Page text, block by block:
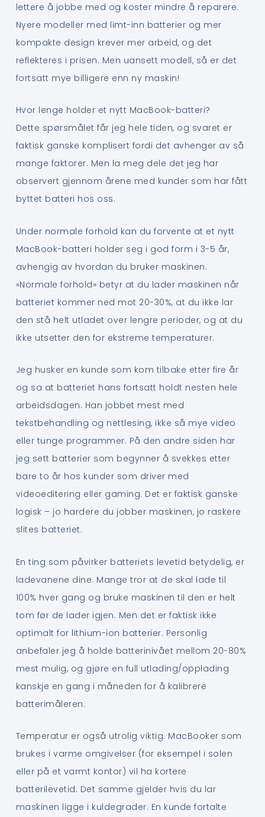
lettere å jobbe med og koster mindre å reparere.
Nyere modeller med limt-inn batterier og mer
kompakte design krever mer arbeid, og det
reflekteres i prisen. Men uansett modell, så er det
fortsatt mye billigere enn ny maskin!
Hvor lenge holder et nytt MacBook-batteri?
Dette spørsmålet får jeg hele tiden, og svaret er
faktisk ganske komplisert fordi det avhenger av så
mange faktorer. Men la meg dele det jeg har
observert gjennom årene med kunder som har fått
byttet batteri hos oss.
Under normale forhold kan du forvente at et nytt
MacBook-batteri holder seg i god form i 3-5 år,
avhengig av hvordan du bruker maskinen.
«Normale forhold» betyr at du lader maskinen når
batteriet kommer ned mot 20-30%, at du ikke lar
den stå helt utladet over lengre perioder, og at du
ikke utsetter den for ekstreme temperaturer.
Jeg husker en kunde som kom tilbake etter fire år
og sa at batteriet hans fortsatt holdt nesten hele
arbeidsdagen. Han jobbet mest med
tekstbehandling og nettlesing, ikke så mye video
eller tunge programmer. På den andre siden har
jeg sett batterier som begynner å svekkes etter
bare to år hos kunder som driver med
videoeditering eller gaming. Det er faktisk ganske
logisk – jo hardere du jobber maskinen, jo raskere
slites batteriet.
En ting som påvirker batteriets levetid betydelig, er
ladevanene dine. Mange tror at de skal lade til
100% hver gang og bruke maskinen til den er helt
tom før de lader igjen. Men det er faktisk ikke
optimalt for lithium-ion batterier. Personlig
anbefaler jeg å holde batterinivået mellom 20-80%
mest mulig, og gjøre en full utlading/opplading
kanskje en gang i måneden for å kalibrere
batterimåleren.
Temperatur er også utrolig viktig. MacBooker som
brukes i varme omgivelser (for eksempel i solen
eller på et varmt kontor) vil ha kortere
batterilevetid. Det samme gjelder hvis du lar
maskinen ligge i kuldegrader. En kunde fortalte